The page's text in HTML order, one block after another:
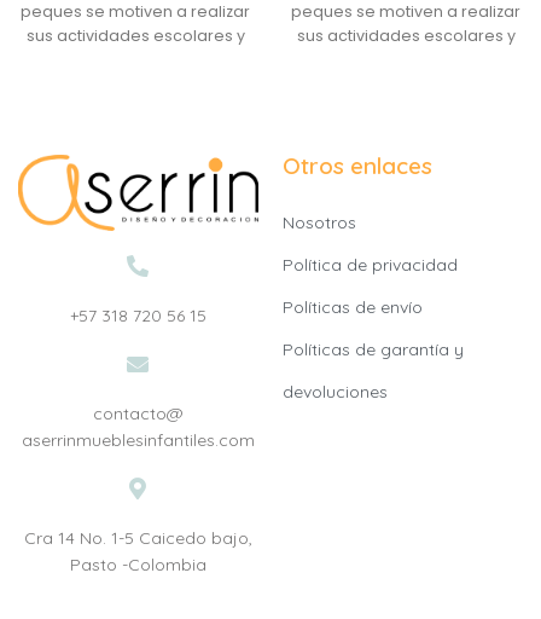
peques se motiven a realizar
sus actividades escolares y
peques se motiven a realizar
sus actividades escolares y
+57 318 720 56 15
contacto@
aserrinmueblesinfantiles.com
Cra 14 No. 1-5 Caicedo bajo,
Pasto -Colombia
Otros enlaces
Nosotros
Política de privacidad
Políticas de envío
Políticas de garantía y
devoluciones